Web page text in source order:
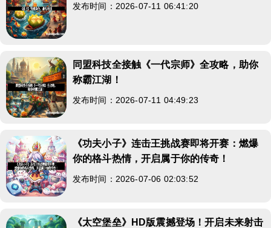
发布时间：2026-07-11 06:41:20
同盟科技全接触《一代宗师》全攻略，助你
称霸江湖！
发布时间：2026-07-11 04:49:23
《功夫小子》连击王挑战赛即将开赛：燃爆
你的格斗热情，开启属于你的传奇！
发布时间：2026-07-06 02:03:52
《太空堡垒》HD版震撼登场！开启未来射击